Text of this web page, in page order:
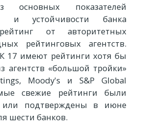
показателей
и устойчивости банка
от авторитетных
рейтинговых агентств.
17 имеют рейтинги хотя бы
агентств «большой тройки»
Moody's и S&P Global
свежие рейтинги были
или подтверждены в июне
шести банков.